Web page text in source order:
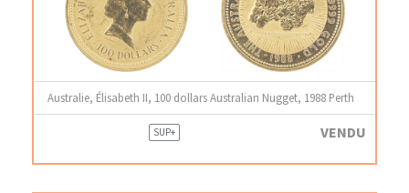
Australie, Élisabeth II, 100 dollars Australian Nugget, 1988 Perth
SUP+ VENDU